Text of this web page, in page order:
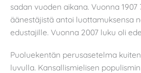
sadan vuoden aikana. Vuonna 1907
äänestäjistä antoi luottamuksensa
edustajille. Vuonna 2007 luku oli
Puoluekentän perusasetelma
luvulla. Kansallismielisen